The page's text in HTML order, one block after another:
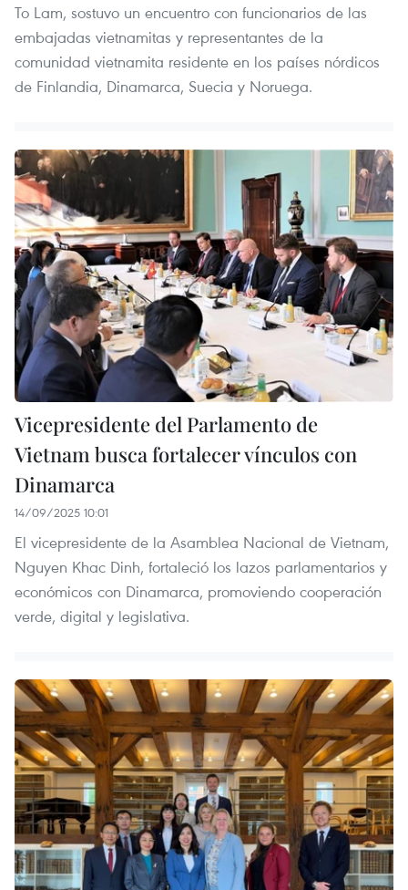
To Lam, sostuvo un encuentro con funcionarios de las
embajadas vietnamitas y representantes de la
comunidad vietnamita residente en los países nórdicos
de Finlandia, Dinamarca, Suecia y Noruega.
Vicepresidente del Parlamento de
Vietnam busca fortalecer vínculos con
Dinamarca
14/09/2025 10:01
El vicepresidente de la Asamblea Nacional de Vietnam,
Nguyen Khac Dinh, fortaleció los lazos parlamentarios y
económicos con Dinamarca, promoviendo cooperación
verde, digital y legislativa.